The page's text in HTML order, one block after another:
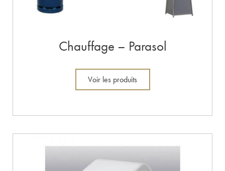
Chauffage – Parasol
Voir les produits